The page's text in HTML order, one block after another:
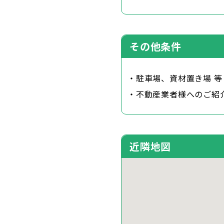
その他条件
・駐車場、資材置き場 等
・不動産業者様へのご紹
近隣地図